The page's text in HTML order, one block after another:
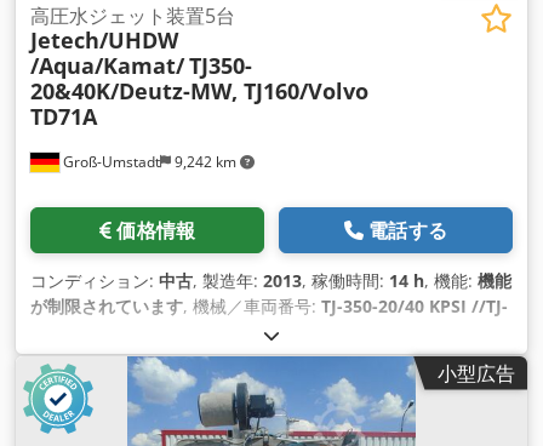
Groß-Umstadt 9,242 km
高圧水ジェット装置5台
Jetech/UHDW
/Aqua/Kamat/TJ350-
20&40K/Deutz-MW, TJ160/Volvo
TD71A
価格情報 電話する
コンディション: 中古, 製造年: 2013, 稼働時間: 14 h, 機能: 機能
が制限されています, 機械／車両番号: TJ-350-20/40 KPSI //TJ-
1,500 mm
2,500 mm, 圧力:2,800 バー, 作動圧力:2,800 バー, 燃料:ディ
ーゼル, 総重量:3,000 kg（キログラム）, 回転速度（最小）:
700 回転/分
, 最大回転速度:1,500 回転/分, 高圧ホースの長さ:
60,000 mm
, 最終オーバーホール年:2025, 装備:回転速度無段
小型広告